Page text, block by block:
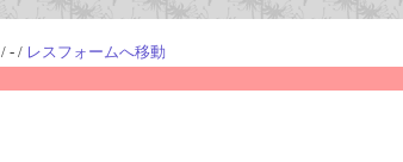
/ - / レスフォームへ移動